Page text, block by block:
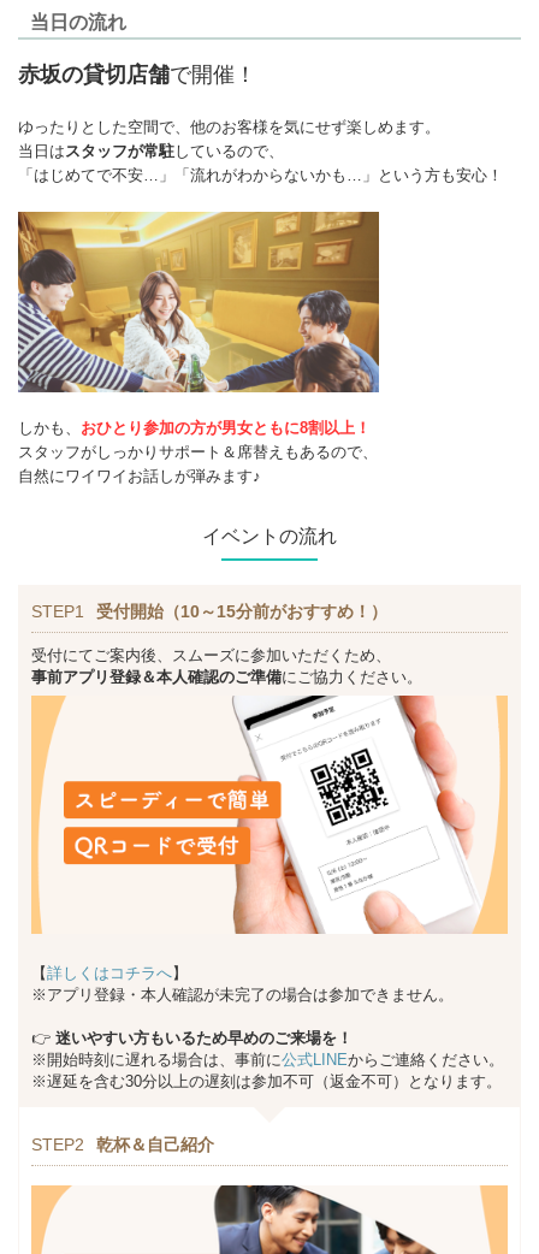
当日の流れ
赤坂の貸切店舗で開催！
ゆったりとした空間で、他のお客様を気にせず楽しめます。
当日は スタッフが常駐しているので、
「はじめてで不安…」「流れがわからないかも…」という方も安心！
しかも、 おひとり参加の方が男女ともに8割以上！
スタッフがしっかりサポート＆席替えもあるので、
自然にワイワイお話しが弾みます♪
イベントの流れ
STEP1 受付開始（10～15分前がおすすめ！）
受付にてご案内後、スムーズに参加いただくため、
事前アプリ登録＆本人確認のご準備にご協力ください。
【詳しくはコチラへ】
※アプリ登録・本人確認が未完了の場合は参加できません。
👉 迷いやすい方もいるため早めのご来場を！
※開始時刻に遅れる場合は、事前に公式LINEからご連絡ください。
※遅延を含む30分以上の遅刻は参加不可（返金不可）となります。
STEP2 乾杯＆自己紹介